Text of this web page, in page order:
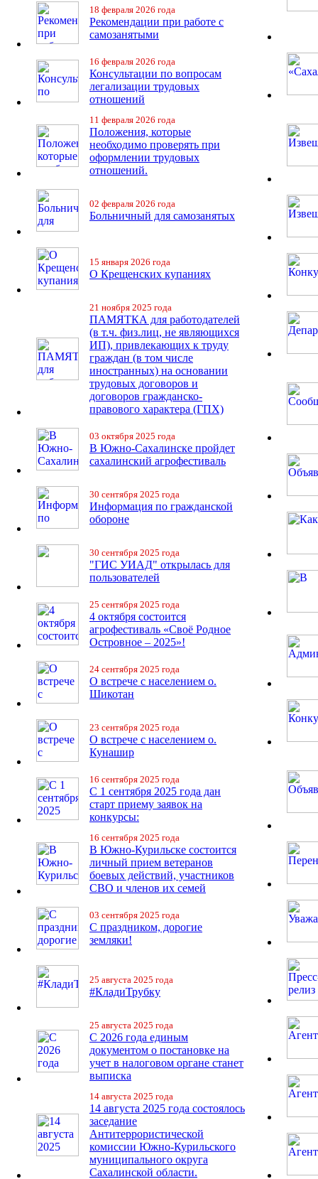
18 февраля 2026 года
Рекомендации при работе с
самозанятыми
16 февраля 2026 года
Консультации по вопросам
легализации трудовых
отношений
11 февраля 2026 года
Положения, которые
необходимо проверять при
оформлении трудовых
отношений.
02 февраля 2026 года
Больничный для самозанятых
15 января 2026 года
О Крещенских купаниях
21 ноября 2025 года
ПАМЯТКА для работодателей
(в т.ч. физ.лиц, не являющихся
ИП), привлекающих к труду
граждан (в том числе
иностранных) на основании
трудовых договоров и
договоров гражданско-
правового характера (ГПХ)
03 октября 2025 года
В Южно-Сахалинске пройдет
сахалинский агрофестиваль
30 сентября 2025 года
Информация по гражданской
обороне
30 сентября 2025 года
"ГИС УИАД" открылась для
пользователей
25 сентября 2025 года
4 октября состоится
агрофестиваль «Своё Родное
Островное – 2025»!
24 сентября 2025 года
О встрече с населением о.
Шикотан
23 сентября 2025 года
О встрече с населением о.
Кунашир
16 сентября 2025 года
С 1 сентября 2025 года дан
старт приему заявок на
конкурсы:
16 сентября 2025 года
В Южно-Курильске состоится
личный прием ветеранов
боевых действий, участников
СВО и членов их семей
03 сентября 2025 года
С праздником, дорогие
земляки!
25 августа 2025 года
#КладиТрубку
25 августа 2025 года
С 2026 года единым
документом о постановке на
учет в налоговом органе станет
выписка
14 августа 2025 года
14 августа 2025 года состоялось
заседание
Антитеррористической
комиссии Южно-Курильского
муниципального округа
Сахалинской области.